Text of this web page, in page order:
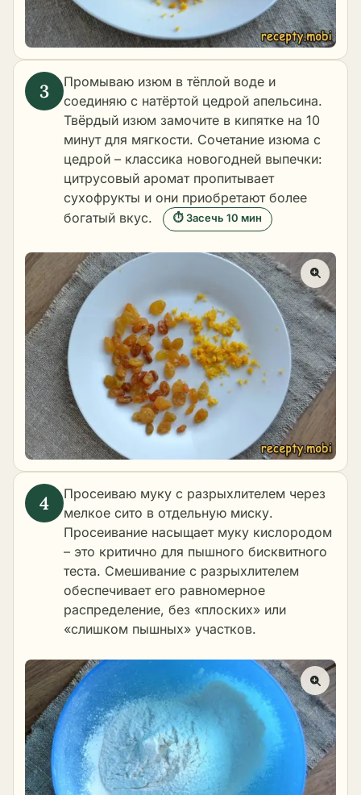
Промываю изюм в тёплой воде и
соединяю с натёртой цедрой апельсина.
Твёрдый изюм замочите в кипятке на 10
минут для мягкости. Сочетание изюма с
цедрой – классика новогодней выпечки:
цитрусовый аромат пропитывает
сухофрукты и они приобретают более
богатый вкус.
⏱ Засечь 10 мин
Просеиваю муку с разрыхлителем через
мелкое сито в отдельную миску.
Просеивание насыщает муку кислородом
– это критично для пышного бисквитного
теста. Смешивание с разрыхлителем
обеспечивает его равномерное
распределение, без «плоских» или
«слишком пышных» участков.